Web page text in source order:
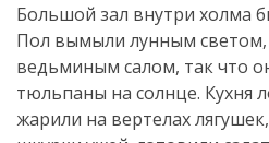
Большой зал внутри холма
Пол вымыли лунным светом,
ведьминым салом, так что
тюльпаны на солнце. Кухня
жарили на вертелах